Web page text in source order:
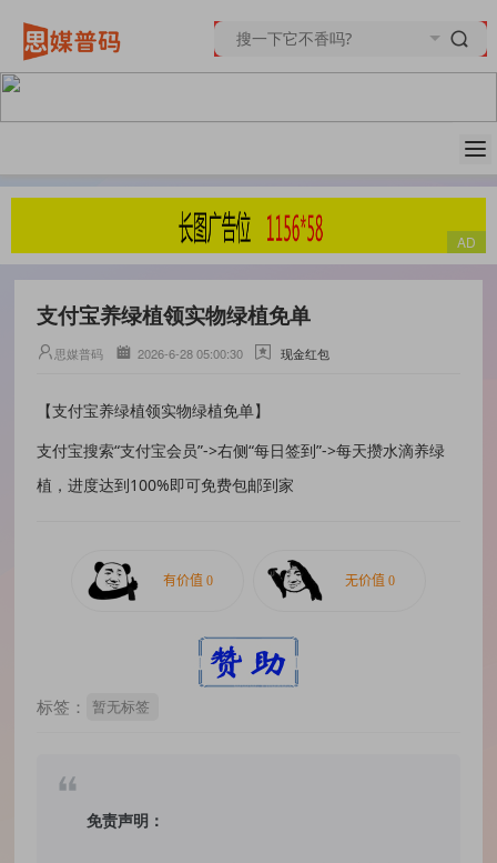
支付宝养绿植领实物绿植免单
思媒普码 2026-6-28 05:00:30 现金红包
【支付宝养绿植领实物绿植免单】
支付宝搜索“支付宝会员”->右侧“每日签到”->每天攒水滴养绿
植，进度达到100%即可免费包邮到家
标签： 暂无标签
免责声明：